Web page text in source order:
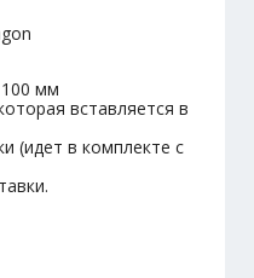
мм
вставляется в
(идет в комплекте с